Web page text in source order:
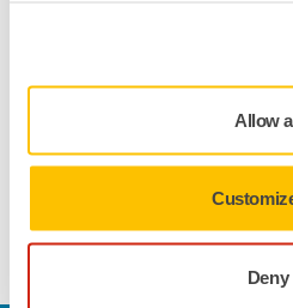
Allow
Deny
Dit product kan op de Mirka
gemonteerd en maakt het
Door de slangarm te
dat de slang van bovenaf komt
de slang het werkstuk